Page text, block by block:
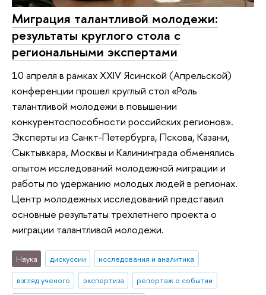
Миграция талантливой молодежи:
результаты круглого стола с
региональными экспертами
10 апреля в рамках XXIV Ясинской (Апрельской)
конференции прошел круглый стол «Роль
талантливой молодежи в повышении
конкурентоспособности российских регионов».
Эксперты из Санкт-Петербурга, Пскова, Казани,
Сыктывкара, Москвы и Калининграда обменялись
опытом исследований молодежной миграции и
работы по удержанию молодых людей в регионах.
Центр молодежных исследований представил
основные результаты трехлетнего проекта о
миграции талантливой молодежи.
Наука дискуссии
исследования и аналитика
взгляд ученого
экспертиза
репортаж о событии